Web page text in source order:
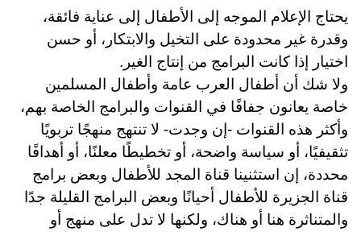
يحتاج الإعلام الموجه إلى الأطفال إلى عناية فائقة،
وقدرة غير محدودة على التخيل والابتكار، أو حسن
اختيار إذا كانت البرامج من إنتاج الغير .
ولا شك أن أطفال العرب عامة وأطفال المسلمين
خاصة يعانون جفافًا في القنوات والبرامج الخاصة بهم،
وأكثر هذه القنوات -إن وجدت- لا تنتهج منهجًا تربويًا
تثقيفيًا، أو سياسة واضحة، أو تخطيطًا معلنًا، أو أهدافًا
محددة، إن استثنينا قناة المجد للأطفال وبعض برامج
قناة الجزيرة للأطفال أحيانًا وبعض البرامج القليلة جدًا
والمتناثرة هنا أو هناك، ولكنها لا تدل على منهج أو